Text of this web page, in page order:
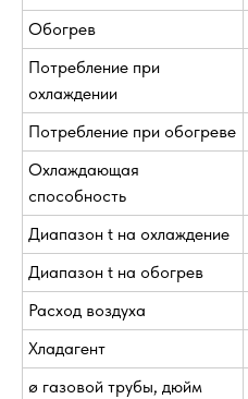
Обогрев
Потребление при
охлаждении
Потребление при обогреве
Охлаждающая
способность
Диапазон t на охлаждение
Диапазон t на обогрев
Расход воздуха
Хладагент
ø газовой трубы, дюйм